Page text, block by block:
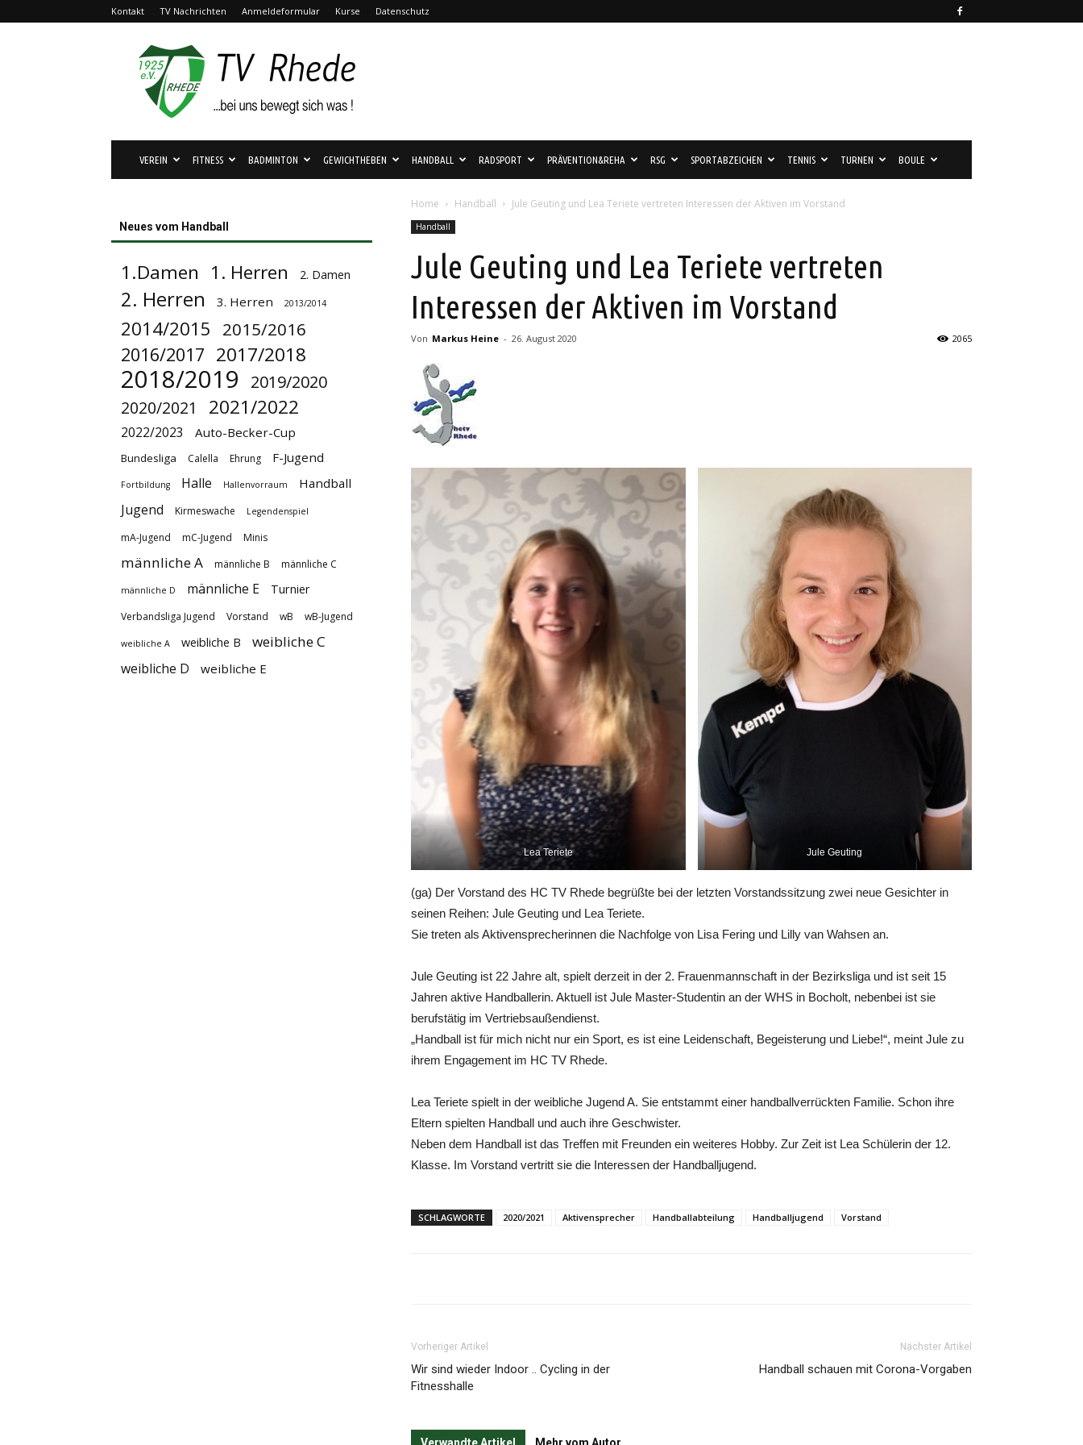
Kontakt TV Nachrichten Anmeldeformular Kurse Datenschutz
TV
Rhede
1925
e.V.
VEREIN FITNESS BADMINTON GEWICHTHEBEN HANDBALL RADSPORT PRÄVENTION&REHA RSG SPORTABZEICHEN TENNIS TURNEN BOULE
Home Handball Jule Geuting und Lea Teriete vertreten Interessen der Aktiven im Vorstand
Handball
Jule Geuting und Lea Teriete vertreten
Interessen der Aktiven im Vorstand
Von Markus Heine - 26. August 2020 2065
Lea Teriete Jule Geuting
(ga) Der Vorstand des HC TV Rhede begrüßte bei der letzten Vorstandssitzung zwei neue Gesichter in
seinen Reihen: Jule Geuting und Lea Teriete.
Sie treten als Aktivensprecherinnen die Nachfolge von Lisa Fering und Lilly van Wahsen an.
Jule Geuting ist 22 Jahre alt, spielt derzeit in der 2. Frauenmannschaft in der Bezirksliga und ist seit 15
Jahren aktive Handballerin. Aktuell ist Jule Master-Studentin an der WHS in Bocholt, nebenbei ist sie
berufstätig im Vertriebsaußendienst.
„Handball ist für mich nicht nur ein Sport, es ist eine Leidenschaft, Begeisterung und Liebe!“, meint Jule zu
ihrem Engagement im HC TV Rhede.
Lea Teriete spielt in der weibliche Jugend A. Sie entstammt einer handballverrückten Familie. Schon ihre
Eltern spielten Handball und auch ihre Geschwister.
Neben dem Handball ist das Treffen mit Freunden ein weiteres Hobby. Zur Zeit ist Lea Schülerin der 12.
Klasse. Im Vorstand vertritt sie die Interessen der Handballjugend.
SCHLAGWORTE 2020/2021 Aktivensprecher Handballabteilung Handballjugend Vorstand
Vorheriger Artikel
Wir sind wieder Indoor .. Cycling in der
Fitnesshalle
Nächster Artikel
Handball schauen mit Corona-Vorgaben
Neues vom Handball
1.Damen 1. Herren 2. Damen
2. Herren 3. Herren 2013/2014
2014/2015 2015/2016
2016/2017 2017/2018
2018/2019
2019/2020
2020/2021
2021/2022
2022/2023 Auto-Becker-Cup
Bundesliga Calella Ehrung F-Jugend
Fortbildung Halle Hallenvorraum Handball
Jugend Kirmeswache Legendenspiel
mA-Jugend mC-Jugend Minis
männliche A männliche B männliche C
männliche D männliche E Turnier
Verbandsliga Jugend Vorstand wB wB-Jugend
weibliche A weibliche B weibliche C
weibliche D weibliche E